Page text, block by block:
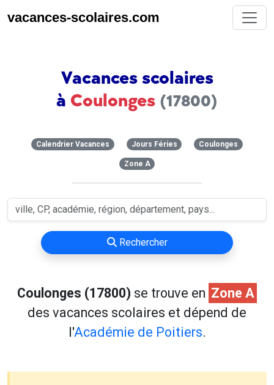
vacances-scolaires.com
Vacances scolaires
à Coulonges (17800)
Calendrier Vacances Jours Féries Coulonges
Zone A
Rechercher
Coulonges (17800) se trouve en Zone A
des vacances scolaires et dépend de
l'Académie de Poitiers.